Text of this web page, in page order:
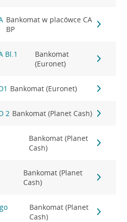
Bankomat w placówce CA
BP
Bl.1
Bankomat
(Euronet)
Bankomat (Euronet)
2 Bankomat (Planet Cash)
Bankomat (Planet
Cash)
Bankomat (Planet
Cash)
Bankomat (Planet
Cash)